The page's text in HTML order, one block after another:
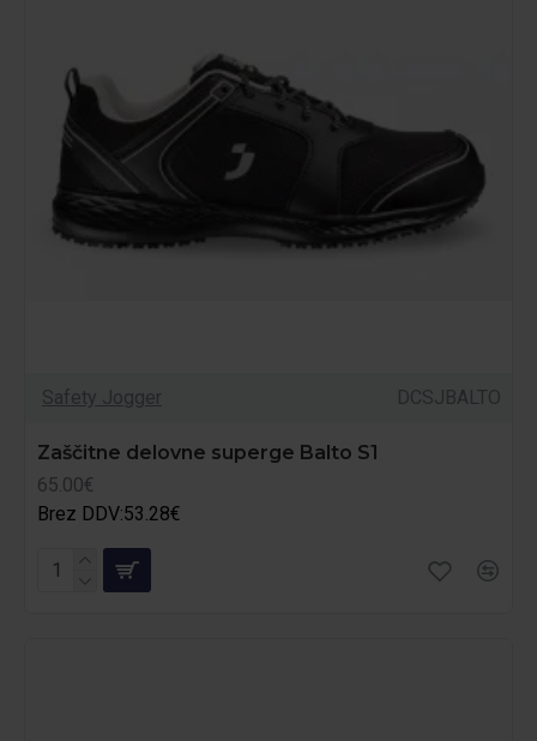
Safety Jogger DCSJBALTO
Zaščitne delovne superge Balto S1
65.00€
Brez DDV:53.28€